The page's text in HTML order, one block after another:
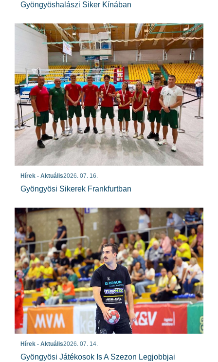
Gyöngyöshalászi Siker Kínában
Hírek - Aktuális2026. 07. 16.
Gyöngyösi Sikerek Frankfurtban
Hírek - Aktuális2026. 07. 14.
Gyöngyösi Játékosok Is A Szezon Legjobbjai